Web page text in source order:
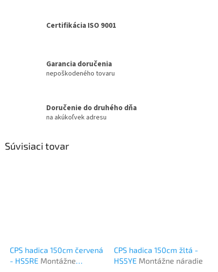
Certifikácia ISO 9001
Garancia doručenia
nepoškodeného tovaru
Doručenie do druhého dňa
na akúkoľvek adresu
Súvisiaci tovar
CPS hadica 150cm červená
- HS5RE Montážne
CPS hadica 150cm žltá -
HS5YE Montážne náradie